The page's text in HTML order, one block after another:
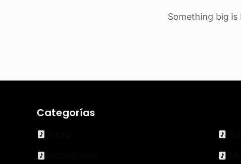
Something big
Categorías